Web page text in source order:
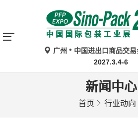
广州 中国进出口商品交
2027.3.4-6
新闻中心
首页 行业动向